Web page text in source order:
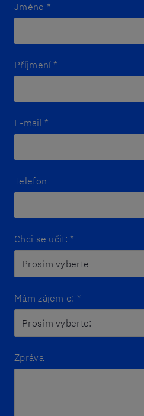
Jméno *
Příjmení *
E-mail *
Telefon
Chci se učit: *
Mám zájem o: *
Zpráva